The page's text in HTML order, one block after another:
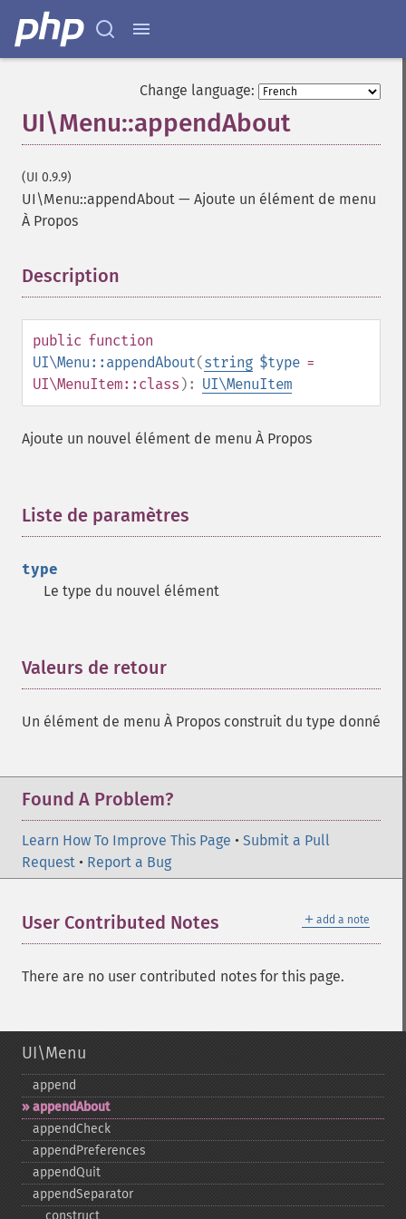
Change language:
UI\Menu::appendAbout
(UI 0.9.9)
UI\Menu::appendAbout — Ajoute un élément de menu
À Propos
Description
public function
UI\Menu::appendAbout(string $type =
UI\MenuItem::class ): UI\MenuItem
Ajoute un nouvel élément de menu À Propos
Liste de paramètres
type
Le type du nouvel élément
Valeurs de retour
Un élément de menu À Propos construit du type donné
Found A Problem?
Learn How To Improve This Page • Submit a Pull
Request • Report a Bug
＋ add a note
User Contributed Notes
There are no user contributed notes for this page.
UI\Menu
append
appendAbout
appendCheck
appendPreferences
appendQuit
appendSeparator
_​_​construct